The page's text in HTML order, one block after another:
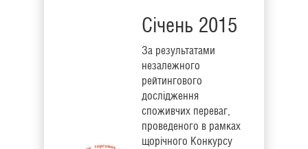
Січень 2015
За результатами
незалежного
рейтингового
дослідження
споживчих переваг,
проведеного в рамках
щорічного Конкурсу